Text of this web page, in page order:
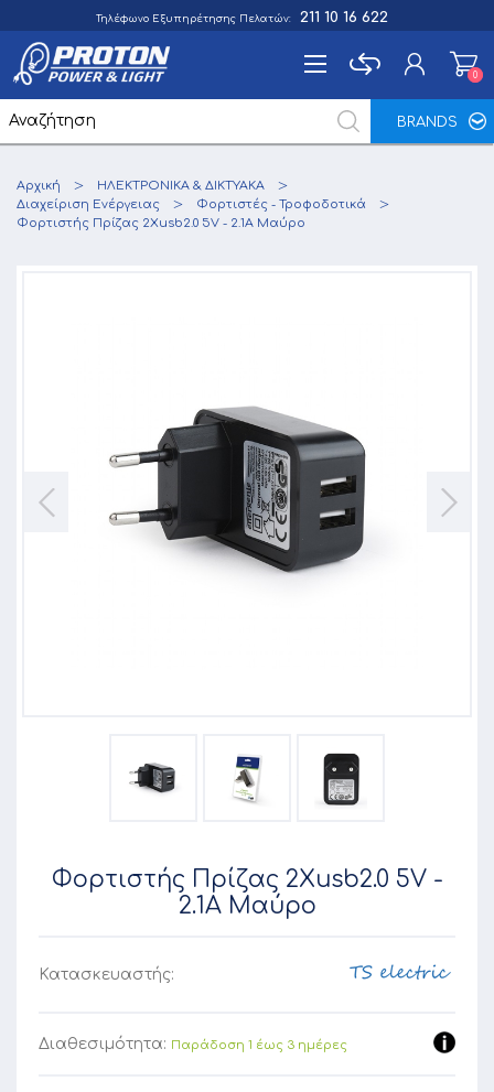
Τηλέφωνο Εξυπηρέτησης Πελατών: 211 10 16 622
BRANDS
Σύνδεση
Αγαπημένα
00
Αρχική
ΗΛΕΚΤΡΟΝΙΚΑ & ΔΙΚΤΥΑΚΑ
Διαχείριση Ενέργειας
Φορτιστές - Τροφοδοτικά
Φορτιστής Πρίζας 2Xusb2.0 5V - 2.1A Μαύρο
Φορτιστής Πρίζας 2Xusb2.0 5V -
2.1A Μαύρο
Κατασκευαστής:
Διαθεσιμότητα: Παράδοση 1 έως 3 ημέρες